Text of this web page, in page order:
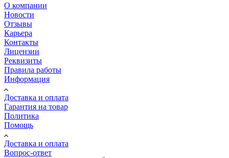
О компании
Новости
Отзывы
Карьера
Контакты
Лицензии
Реквизиты
Правила работы
Информация
Доставка и оплата
Гарантия на товар
Политика
Помощь
Доставка и оплата
Вопрос-ответ